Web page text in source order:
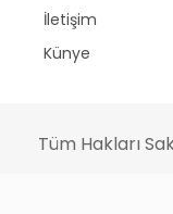
İletişim
Künye
Tüm Hakları